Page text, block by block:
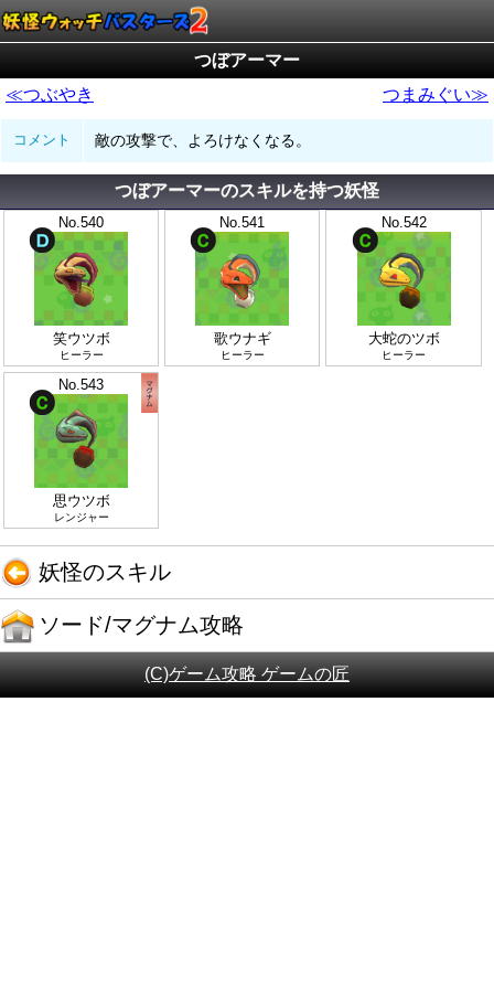
つぼアーマー
≪つぶやき
つまみぐい≫
コメント 敵の攻撃で、よろけなくなる。
つぼアーマーのスキルを持つ妖怪
No.540
笑ウツボ
ヒーラー
No.541
歌ウナギ
ヒーラー
No.542
大蛇のツボ
ヒーラー
No.543
思ウツボ
レンジャー
妖怪のスキル
ソード/マグナム攻略
(C)ゲーム攻略 ゲームの匠